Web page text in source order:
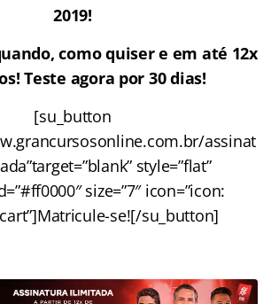
2019!
como quiser e em até 12x
Teste agora por 30 dias!
[su_button
assinat
style=”flat”
size=”7″ icon=”icon:
se![/su_button]